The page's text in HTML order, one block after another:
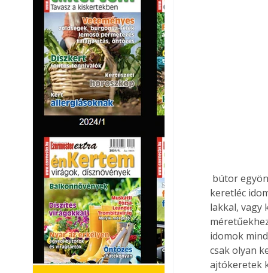
keretléc
lakkal, vagy
idomok
csak olyan
ajtókeretek